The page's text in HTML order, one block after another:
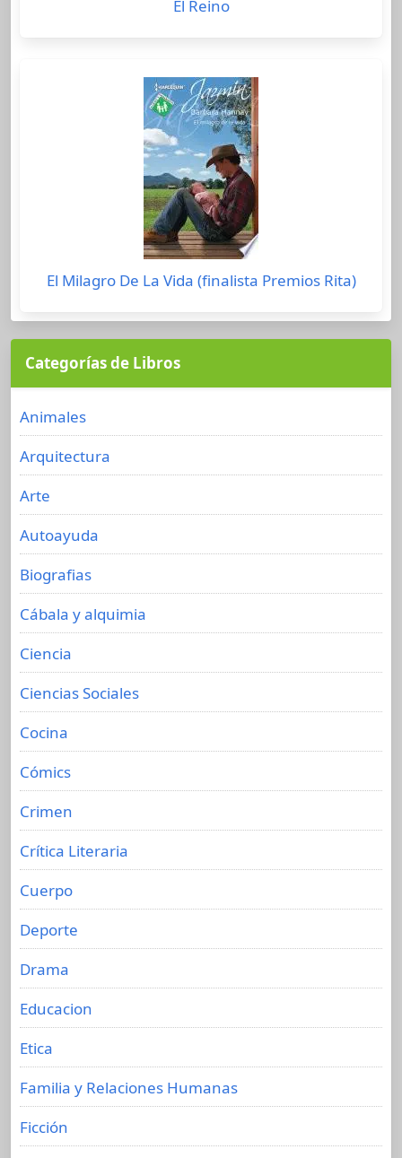
El Reino
El Milagro De La Vida (finalista Premios Rita)
Categorías de Libros
Animales
Arquitectura
Arte
Autoayuda
Biografias
Cábala y alquimia
Ciencia
Ciencias Sociales
Cocina
Cómics
Crimen
Crítica Literaria
Cuerpo
Deporte
Drama
Educacion
Etica
Familia y Relaciones Humanas
Ficción